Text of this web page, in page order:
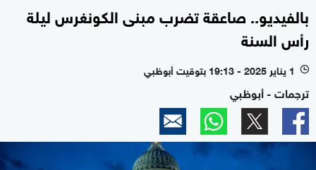
بالفيديو.. صاعقة تضرب مبنى الكونغرس ليلة
رأس السنة
l 1 يناير 2025 - 19:13 بتوقيت أبوظبي
ترجمات - أبوظبي